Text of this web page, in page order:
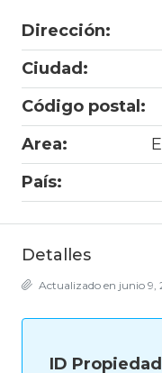
Dirección:
Ciudad:
Código postal:
Area:
País:
Detalles
Actualizado en junio 9,
ID Propiedad